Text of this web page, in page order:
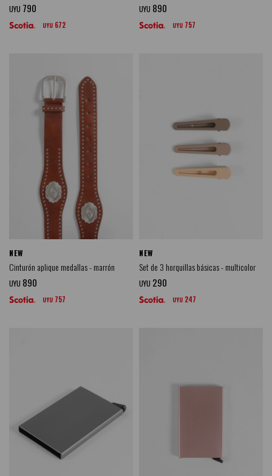
UYU 790
UYU 672
UYU 890
UYU 757
NEW
Cinturón aplique medallas - marrón
UYU 890
UYU 757
NEW
Set de 3 horquillas básicas - multicolor
UYU 290
UYU 247